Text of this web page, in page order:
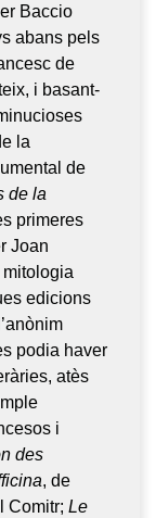
Baccio
abans pels
de
i basant-
la
de
de la
primeres
Joan
edicions
podia haver
atès
i
des
, de
Comitr; Le